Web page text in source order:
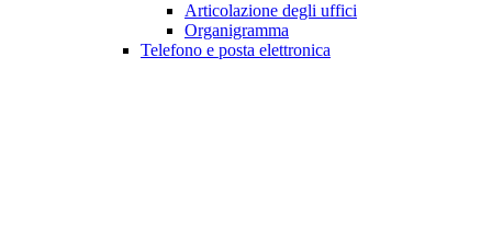
Articolazione degli uffici
Organigramma
Telefono e posta elettronica